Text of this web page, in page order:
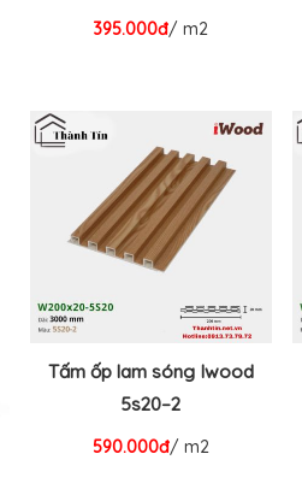
395.000đ/ m2
Tấm ốp lam sóng Iwood
5s20–2
590.000đ/ m2